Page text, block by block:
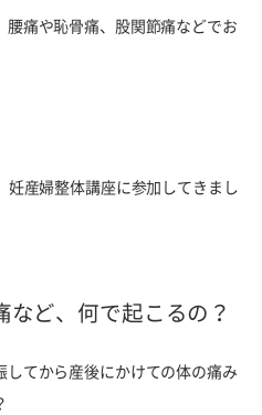
痛や恥骨痛、股関節痛などでお
妊産婦整体講座に参加してきまし
ど、何で起こるの？
てから産後にかけての体の痛み